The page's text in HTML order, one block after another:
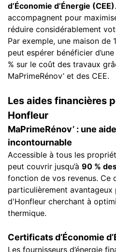
d’Économie d’Énergie (CEE)
accompagnent pour
réduire considérablement
Par exemple, une maison de
peut espérer bénéficier
% sur le coût des travaux
MaPrimeRénov’ et des CEE.
Les aides financières
Honfleur
MaPrimeRénov’ : une
incontournable
Accessible à tous les
peut couvrir jusqu’à 90 %
fonction de vos revenus. Ce
particulièrement avantageux
d'Honfleur cherchant à
thermique.
Certificats d’Économie
Les fournisseurs d’énergie